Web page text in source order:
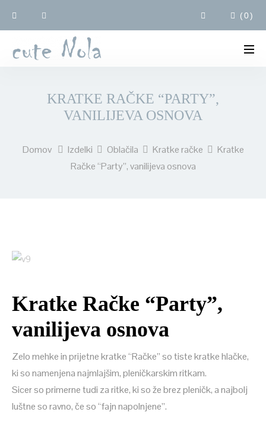
(0)
KRATKE RAČKE “PARTY”,
VANILIJEVA OSNOVA
Domov Izdelki Oblačila Kratke račke
Kratke
Račke “Party”, vanilijeva osnova
Kratke Račke “Party”,
vanilijeva osnova
Zelo mehke in prijetne kratke “Račke” so tiste kratke hlačke,
ki so namenjena najmlajšim, pleničkarskim ritkam.
Sicer so primerne tudi za ritke, ki so že brez pleničk, a najbolj
luštne so ravno, če so “fajn napolnjene”.